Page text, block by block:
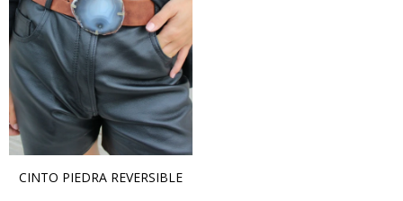
CINTO PIEDRA REVERSIBLE